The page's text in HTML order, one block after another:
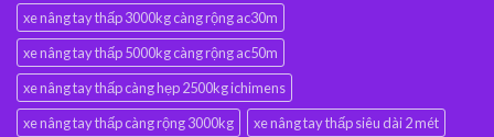
xe nâng tay thấp 3000kg càng rộng ac30m
xe nâng tay thấp 5000kg càng rộng ac50m
xe nâng tay thấp càng hẹp 2500kg ichimens
xe nâng tay thấp càng rộng 3000kg
xe nâng tay thấp siêu dài 2 mét